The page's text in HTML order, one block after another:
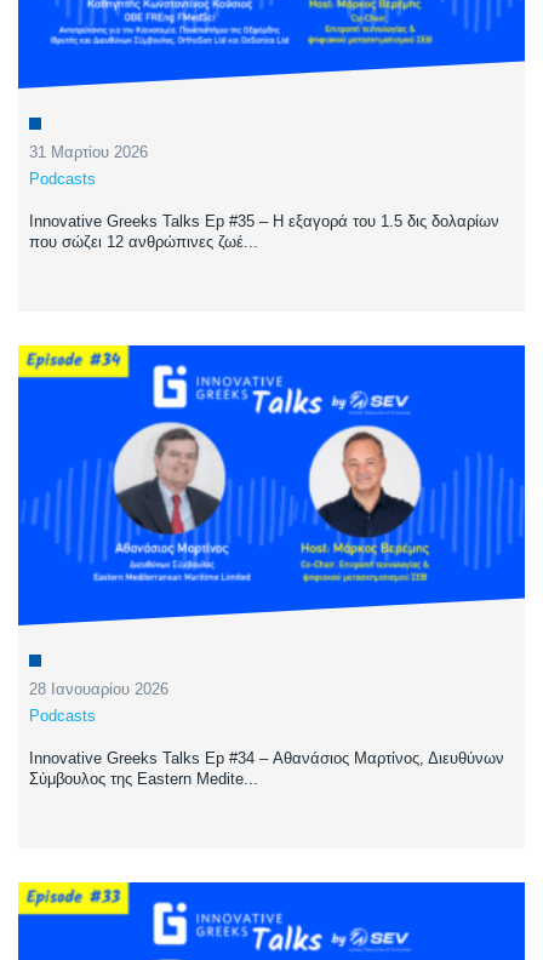
31 Μαρτίου 2026
Podcasts
Innovative Greeks Talks Ep #35 – Η εξαγορά του 1.5 δις δολαρίων
που σώζει 12 ανθρώπινες ζωέ...
28 Ιανουαρίου 2026
Podcasts
Innovative Greeks Talks Ep #34 – Αθανάσιος Μαρτίνος, Διευθύνων
Σύμβουλος της Eastern Medite...